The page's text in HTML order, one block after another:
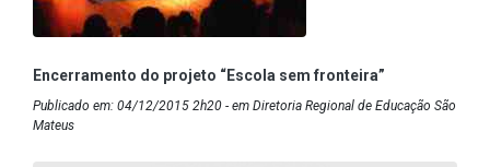
Encerramento do projeto “Escola sem fronteira”
Publicado em: 04/12/2015 2h20 - em Diretoria Regional de Educação São
Mateus